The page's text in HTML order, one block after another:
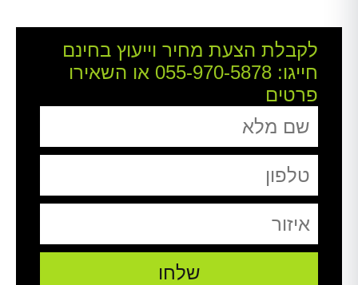
לקבלת הצעת מחיר וייעוץ בחינם
חייגו: 055-970-5878 או השאירו
פרטים